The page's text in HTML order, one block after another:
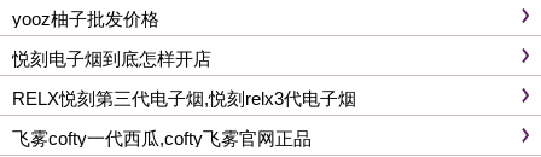
yooz柚子批发价格
悦刻电子烟到底怎样开店
RELX悦刻第三代电子烟,悦刻relx3代电子烟
飞雾cofty一代西瓜,cofty飞雾官网正品